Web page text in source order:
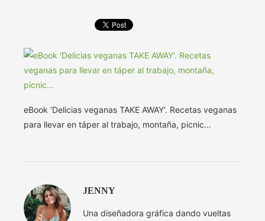
eBook ‘Delicias veganas TAKE AWAY’. Recetas veganas
para llevar en táper al trabajo, montaña, picnic…
JENNY
Una diseñadora gráfica dando vueltas